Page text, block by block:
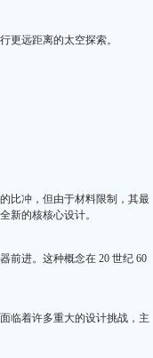
更远距离的太空探索。
比冲，但由于材料限制，其最
新的核核心设计。
前进。这种概念在 20 世纪 60
临着许多重大的设计挑战，主